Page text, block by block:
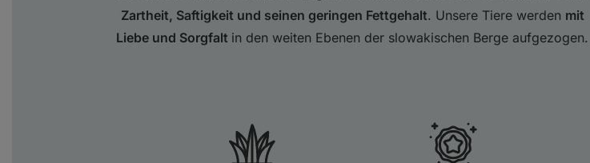
Zartheit, Saftigkeit und seinen geringen Fettgehalt. Unsere Tiere werden mit
Liebe und Sorgfalt in den weiten Ebenen der slowakischen Berge aufgezogen.